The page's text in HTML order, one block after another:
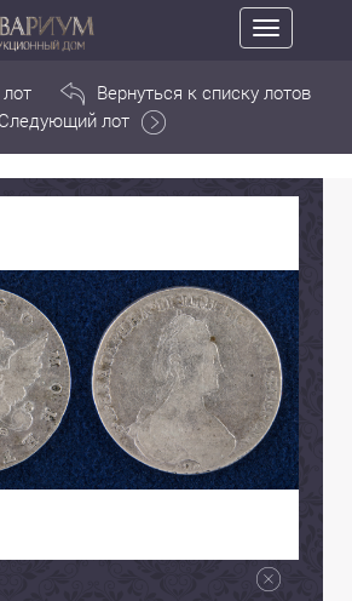
Toggle
navigation
Вернуться к списку лотов
Следующий лот